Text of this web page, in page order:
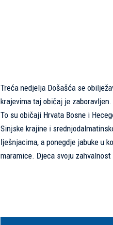
Treća nedjelja Došašća se
krajevima taj običaj je
To su običaji Hrvata Bosne i
Sinjske krajine i
lješnjacima, a ponegdje jabuke u
maramice. Djeca svoju